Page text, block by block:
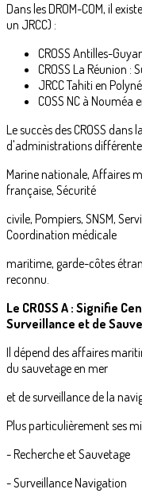
Dans les DROM-COM, il
un JRCC) :
CROSS Antilles-
CROSS La Réunion :
JRCC Tahiti en
COSS NC à Nouméa
Le succès des CROSS
d'administrations
Marine nationale, Affaires
française, Sécurité
civile, Pompiers, SNSM,
Coordination médicale
maritime, garde-côtes
reconnu.
Le CROSS A : Signifie
Surveillance et de
Il dépend des affaires
du sauvetage en mer
et de surveillance de la
Plus particulièrement ses
- Recherche et Sauvetage
- Surveillance Navigation